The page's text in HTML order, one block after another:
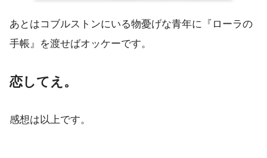
あとはコブルストンにいる物憂げな青年に『ローラの
手帳』を渡せばオッケーです。
恋してえ。
感想は以上です。